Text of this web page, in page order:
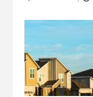
pembayaran
mengirim